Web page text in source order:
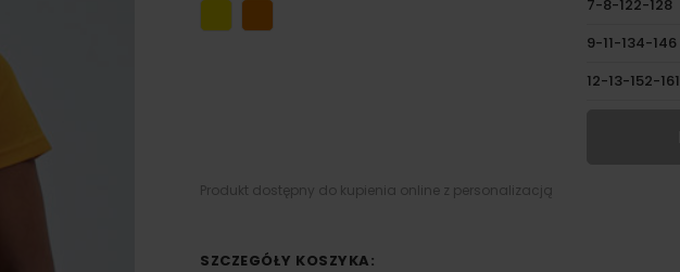
7-8-122-128
9-11-134-146
12-13-152-161
Produkt dostępny do kupienia online z personalizacją
SZCZEGÓŁY KOSZYKA: